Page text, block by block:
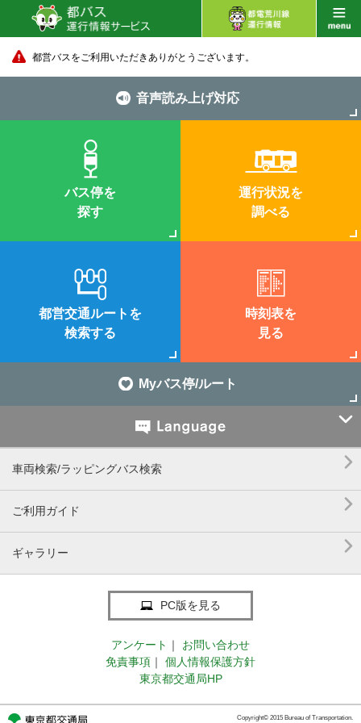
都営バスをご利用いただきありがとうございます。
音声読み上げ対応
バス停を
探す
運行状況を
調べる
都営交通ルートを
検索する
時刻表を
見る
Myバス停/ルート

車両検索/ラッピングバス検索 
ご利用ガイド 
ギャラリー 
PC版を見る
アンケート ｜
お問い合わせ
免責事項 ｜
個人情報保護方針
東京都交通局HP
Copyright© 2015 Bureau of Transportation.